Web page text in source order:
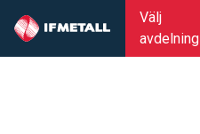
Välj
avdelning